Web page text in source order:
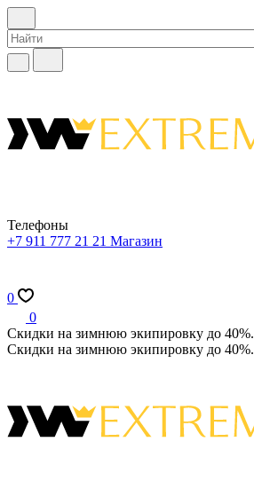
Телефоны
+7 911 777 21 21 Магазин
0
0
Скидки на зимнюю экипировку до 40%.
Скидки на зимнюю экипировку до 40%.